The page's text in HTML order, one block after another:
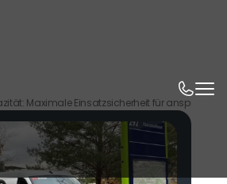
Maximale Einsatzsicherheit für